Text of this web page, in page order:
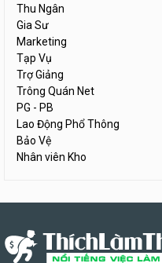
Thu Ngân
Gia Sư
Marketing
Tạp Vụ
Trợ Giảng
Trông Quán Net
PG - PB
Lao Động Phổ Thông
Bảo Vệ
Nhân viên Kho